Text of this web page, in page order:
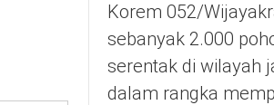
Korem 052/
sebanyak 2.000
serentak di wilayah
dalam rangka